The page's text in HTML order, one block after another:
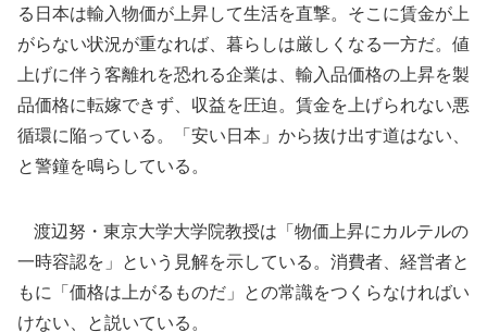
る日本は輸入物価が上昇して生活を直撃。そこに賃金が上
がらない状況が重なれば、暮らしは厳しくなる一方だ。値
上げに伴う客離れを恐れる企業は、輸入品価格の上昇を製
品価格に転嫁できず、収益を圧迫。賃金を上げられない悪
循環に陥っている。「安い日本」から抜け出す道はない、
と警鐘を鳴らしている。
渡辺努・東京大学大学院教授は「物価上昇にカルテルの
一時容認を」という見解を示している。消費者、経営者と
もに「価格は上がるものだ」との常識をつくらなければい
けない、と説いている。